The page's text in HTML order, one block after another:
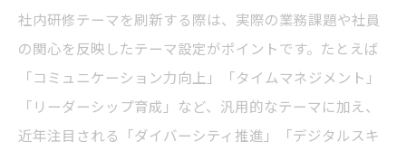
社内研修テーマを刷新する際は、実際の業務課題や社員
の関心を反映したテーマ設定がポイントです。たとえば
「コミュニケーション力向上」「タイムマネジメント」
「リーダーシップ育成」など、汎用的なテーマに加え、
近年注目される「ダイバーシティ推進」「デジタルスキ